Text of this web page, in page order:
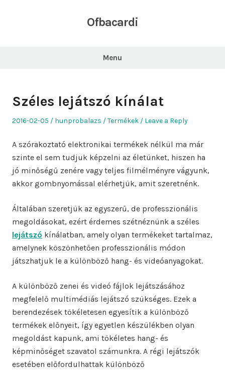
Ofbacardi
Menu
Széles lejátszó kínálat
Posted
2016-02-05 Author
hunprobalazs
Posted
Termékek Leave a Reply
A szórakoztató elektronikai termékek nélkül ma már
szinte el sem tudjuk képzelni az életünket, hiszen ha
jó minőségű zenére vagy teljes filmélményre vágyunk,
akkor gombnyomással elérhetjük, amit szeretnénk.
Általában szeretjük az egyszerű, de professzionális
megoldásokat, ezért érdemes szétnéznünk a széles
lejátszó kínálatban, amely olyan termékeket tartalmaz,
amelynek köszönhetően professzionális módon
játszhatjuk le a különböző hang- és videóanyagokat.
A különböző zenei és videó fájlok lejátszásához
megfelelő multimédiás lejátszó szükséges. Ezek a
berendezések tökéletesen egyesítik a különböző
termékek előnyeit, így egyetlen készülékben olyan
megoldást kapunk, ami tökéletes hang- és
képminőséget szavatol számunkra. A régi lejátszók
esetében előfordulhattak különböző